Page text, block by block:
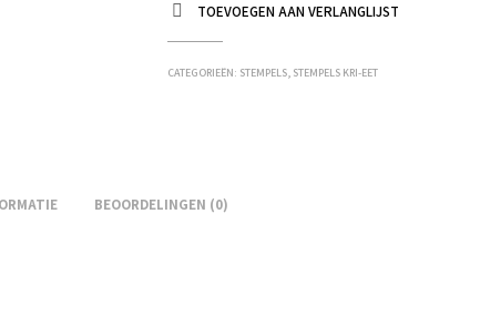
TOEVOEGEN AAN VERLANGLIJST
CATEGORIEËN: STEMPELS, STEMPELS KRI-EET
BEOORDELINGEN (0)